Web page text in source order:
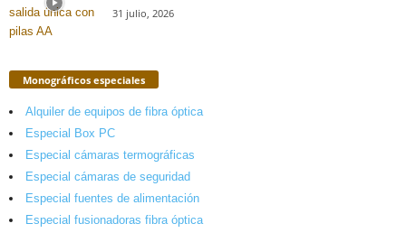
31 julio, 2026
Monográficos especiales
Alquiler de equipos de fibra óptica
Especial Box PC
Especial cámaras termográficas
Especial cámaras de seguridad
Especial fuentes de alimentación
Especial fusionadoras fibra óptica